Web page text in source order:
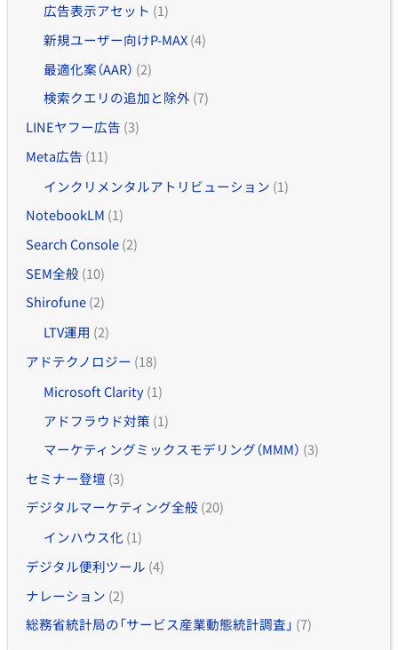
広告表示アセット (1)
新規ユーザー向けP-MAX(4)
最適化案（AAR） (2)
検索クエリの追加と除外 (7)
LINEヤフー広告 (3)
Meta広告 (11)
インクリメンタルアトリビューション (1)
NotebookLM (1)
Search Console(2)
SEM全般(10)
Shirofune(2)
LTV運用 (2)
アドテクノロジー (18)
Microsoft Clarity(1)
アドフラウド対策 (1)
マーケティングミックスモデリング（MMM） (3)
セミナー登壇 (3)
デジタルマーケティング全般(20)
インハウス化 (1)
デジタル便利ツール (4)
ナレーション (2)
総務省統計局の「サービス産業動態統計調査」 (7)